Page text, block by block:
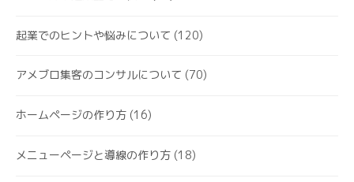
起業でのヒントや悩みについて (120)
アメブロ集客のコンサルについて (70)
ホームページの作り方 (16)
メニューページと導線の作り方 (18)